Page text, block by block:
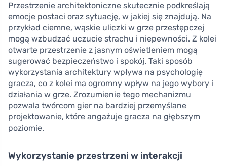
Przestrzenie architektoniczne skutecznie podkreślają
emocje postaci oraz sytuację, w jakiej się znajdują. Na
przykład ciemne, wąskie uliczki w grze przestępczej
mogą wzbudzać uczucie strachu i niepewności. Z kolei
otwarte przestrzenie z jasnym oświetleniem mogą
sugerować bezpieczeństwo i spokój. Taki sposób
wykorzystania architektury wpływa na psychologię
gracza, co z kolei ma ogromny wpływ na jego wybory i
działania w grze. Zrozumienie tego mechanizmu
pozwala twórcom gier na bardziej przemyślane
projektowanie, które angażuje gracza na głębszym
poziomie.
Wykorzystanie przestrzeni w interakcji